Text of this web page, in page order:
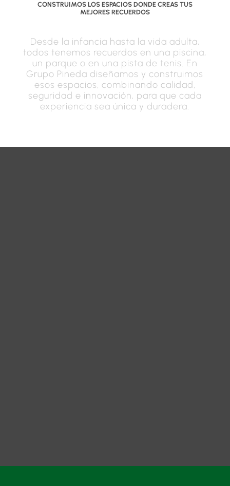
CONSTRUIMOS LOS ESPACIOS DONDE CREAS TUS
MEJORES RECUERDOS
Desde la infancia hasta la vida adulta,
todos tenemos recuerdos en una piscina,
un parque o en una pista de tenis. En
Grupo Pineda diseñamos y construimos
esos espacios, combinando calidad,
seguridad e innovación, para que cada
experiencia sea única y duradera.